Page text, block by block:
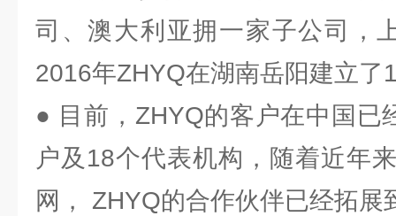
司、澳大利亚拥一家子公司，
2016年ZHYQ在湖南岳阳建立了
● 目前，ZHYQ的客户在中国已
户及18个代表机构，随着近年
网， ZHYQ的合作伙伴已经拓展